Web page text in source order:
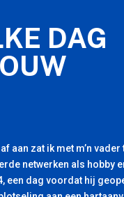
DAG
aan zat ik met m’n vader
netwerken als hobby
een dag voordat hij